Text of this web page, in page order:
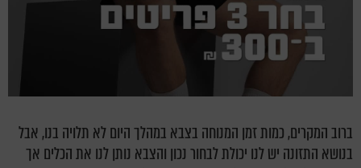
ברוב המקרים, כמות זמן המנוחה בצבא במהלך היום לא תלויה בנו, אבל
בנושא התזונה יש לנו יכולת לבחור נכון והצבא נותן לנו את הכלים אך